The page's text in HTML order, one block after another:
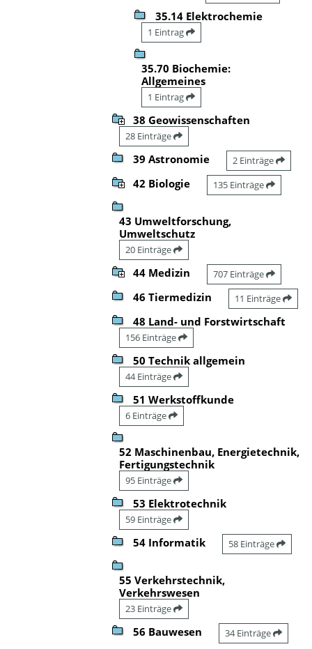
35.14 Elektrochemie
1 Eintrag
35.70 Biochemie:
Allgemeines
1 Eintrag
38 Geowissenschaften
28 Einträge
39 Astronomie 2 Einträge
42 Biologie 135 Einträge
43 Umweltforschung,
Umweltschutz
20 Einträge
44 Medizin 707 Einträge
46 Tiermedizin 11 Einträge
48 Land- und Forstwirtschaft
156 Einträge
50 Technik allgemein
44 Einträge
51 Werkstoffkunde
6 Einträge
52 Maschinenbau, Energietechnik,
Fertigungstechnik
95 Einträge
53 Elektrotechnik
59 Einträge
54 Informatik 58 Einträge
55 Verkehrstechnik,
Verkehrswesen
23 Einträge
56 Bauwesen 34 Einträge